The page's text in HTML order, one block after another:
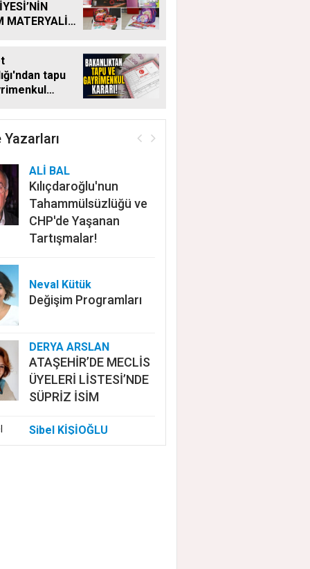
MATERYALİ
tapu
satış
Yazarları
ALİ BAL
Kılıçdaroğlu'nun
Tahammülsüzlüğü ve
CHP'de Yaşanan
Tartışmalar!
Neval Kütük
Değişim Programları
DERYA ARSLAN
ATAŞEHİR’DE MECLİS
ÜYELERİ LİSTESİ’NDE
SÜPRİZ İSİM
Sibel KİŞİOĞLU
EUROVISION'DA